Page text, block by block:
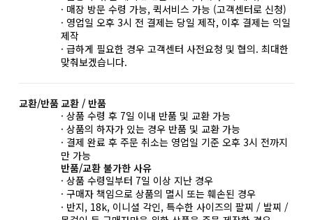
· 매장 방문 수령 가능, 퀵서비스 가능 (고객센터로 신청)
· 영업일 오후 3시 전 결제는 당일 제작, 이후 결제는 익일
제작
· 급하게 필요한 경우 고객센터 사전요청 및 협의. 최대한
맞춰보겠습니다.
교환/반품 교환 / 반품
· 상품 수령 후 7일 이내 반품 및 교환 가능
· 상품의 하자가 있는 경우 반품 및 교환 가능
· 결제 완료 후 주문 취소는 영업일 기준 오후 3시 전까지
만 가능
반품/교환 불가한 사유
· 상품 수령일부터 7일 이상 지난 경우
· 구매자 책임으로 상품의 멸시 또는 훼손된 경우
· 반지, 18k, 이니셜 각인, 특수한 사이즈의 팔찌 / 발찌 /